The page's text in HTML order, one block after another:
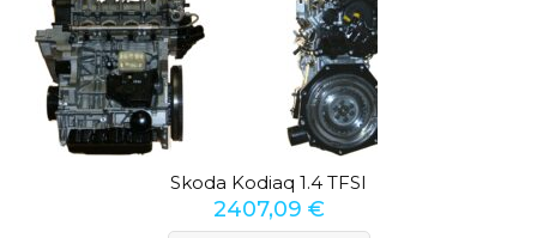
Skoda Kodiaq 1.4 TFSI
2407,09 €